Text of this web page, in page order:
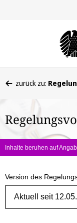
befinden
hier:
zurück zu:
Inhalte beruhen auf
Version des